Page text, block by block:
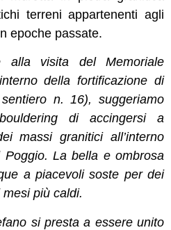
terreni appartenenti agli
epoche passate.
alla visita del Memoriale
della fortificazione di
n. 16), suggeriamo
di accingersi a
massi granitici all’interno
La bella e ombrosa
a piacevoli soste per dei
più caldi.
si presta a essere unito